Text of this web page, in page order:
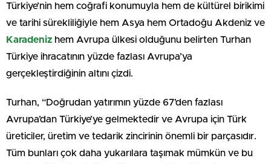
Türkiye’nin hem coğrafi konumuyla hem de kültürel birikimi
ve tarihi sürekliliğiyle hem Asya hem Ortadoğu Akdeniz ve
Karadeniz hem Avrupa ülkesi olduğunu belirten Turhan
Türkiye ihracatının yüzde fazlası Avrupa’ya
gerçekleştirdiğinin altını çizdi.
Turhan, “Doğrudan yatırımın yüzde 67’den fazlası
Avrupa’dan Türkiye’ye gelmektedir ve Avrupa için Türk
üreticiler, üretim ve tedarik zincirinin önemli bir parçasıdır.
Tüm bunları çok daha yukarılara taşımak mümkün ve bu